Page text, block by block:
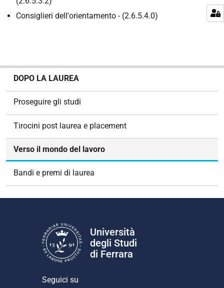
Consiglieri dell'orientamento - (2.6.5.4.0)
DOPO LA LAUREA
Proseguire gli studi
Tirocini post laurea e placement
Verso il mondo del lavoro
Bandi e premi di laurea
Università
degli Studi
di Ferrara
Seguici su